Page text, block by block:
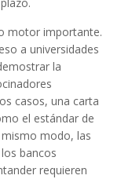
motor importante.
a universidades
la
casos, una carta
el estándar de
modo, las
bancos
requieren